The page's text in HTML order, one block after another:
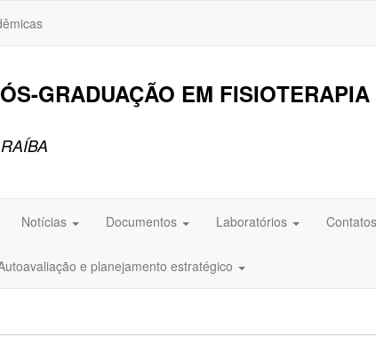
GRADUAÇÃO EM FISIOTERAPIA
Notícias Documentos Laboratórios Contatos
e planejamento estratégico